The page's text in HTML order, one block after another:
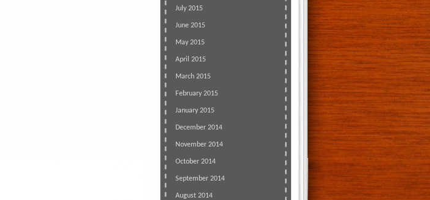
July 2015
June 2015
May 2015
April 2015
March 2015
February 2015
January 2015
December 2014
November 2014
October 2014
September 2014
August 2014